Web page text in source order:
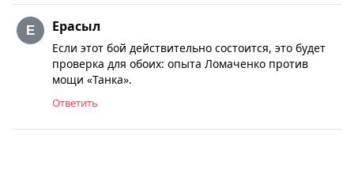
Ерасыл
Если этот бой действительно состоится, это будет
проверка для обоих: опыта Ломаченко против
мощи «Танка».
Ответить